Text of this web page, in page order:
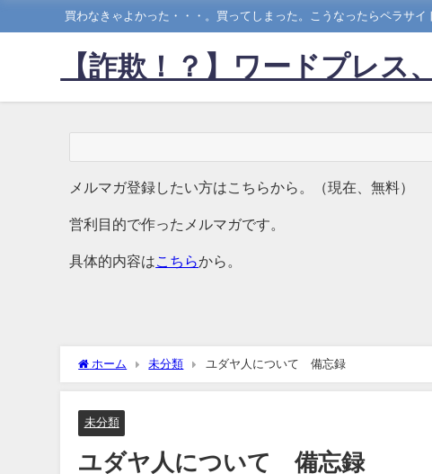
買わなきゃよかった・・・。買ってしまった。こうなったらペラサ
【詐欺！？】ワードプレス
メルマガ登録したい方はこちらから。（現在、無料）
営利目的で作ったメルマガです。
具体的内容は こちらから。
ホーム 未分類 ユダヤ人について 備忘録
未分類
ユダヤ人について 備忘録